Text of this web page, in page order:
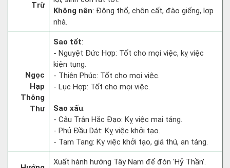
Trừ
Không nên: Động thổ, chôn cất, đào giếng, lợp
nhà.
Ngọc
Hạp
Thông
Thư
Sao tốt:
- Nguyệt Đức Hợp: Tốt cho mọi việc, kỵ việc
kiện tụng.
- Thiên Phúc: Tốt cho mọi việc.
- Lục Hợp: Tốt cho mọi việc.
Sao xấu:
- Câu Trận Hắc Đạo: Kỵ việc mai táng.
- Phủ Đầu Dát: Kỵ việc khởi tạo.
- Tam Tang: Kỵ việc khởi tạo, giá thú, an táng.
Xuất hành hướng Tây Nam để đón 'Hỷ Thần'.